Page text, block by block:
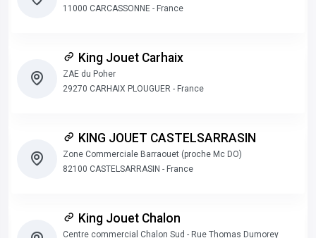
11000 CARCASSONNE - France
King Jouet Carhaix
ZAE du Poher
29270 CARHAIX PLOUGUER - France
KING JOUET CASTELSARRASIN
Zone Commerciale Barraouet (proche Mc DO)
82100 CASTELSARRASIN - France
King Jouet Chalon
Centre commercial Chalon Sud - Rue Thomas Dumorey